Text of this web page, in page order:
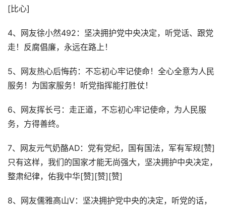
[比心]
4、网友徐小然492：坚决拥护党中央决定，听党话、跟党
走！反腐倡廉，永远在路上！
5、网友热心后悔药：不忘初心牢记使命！全心全意为人民
服务！为国家服务！听党指挥能打胜仗！
6、网友挥长弓：走正道，不忘初心牢记使命，为人民服
务，方得善终。
7、网友元气奶酪AD：党有党纪，国有国法，军有军规[赞]
只有这样，我们的国家才能无尚强大，坚决拥护中央决定，
整肃纪律，佑我中华[赞][赞][赞]
8、网友儒雅高山V：坚决拥护党中央的决定，听党的话，